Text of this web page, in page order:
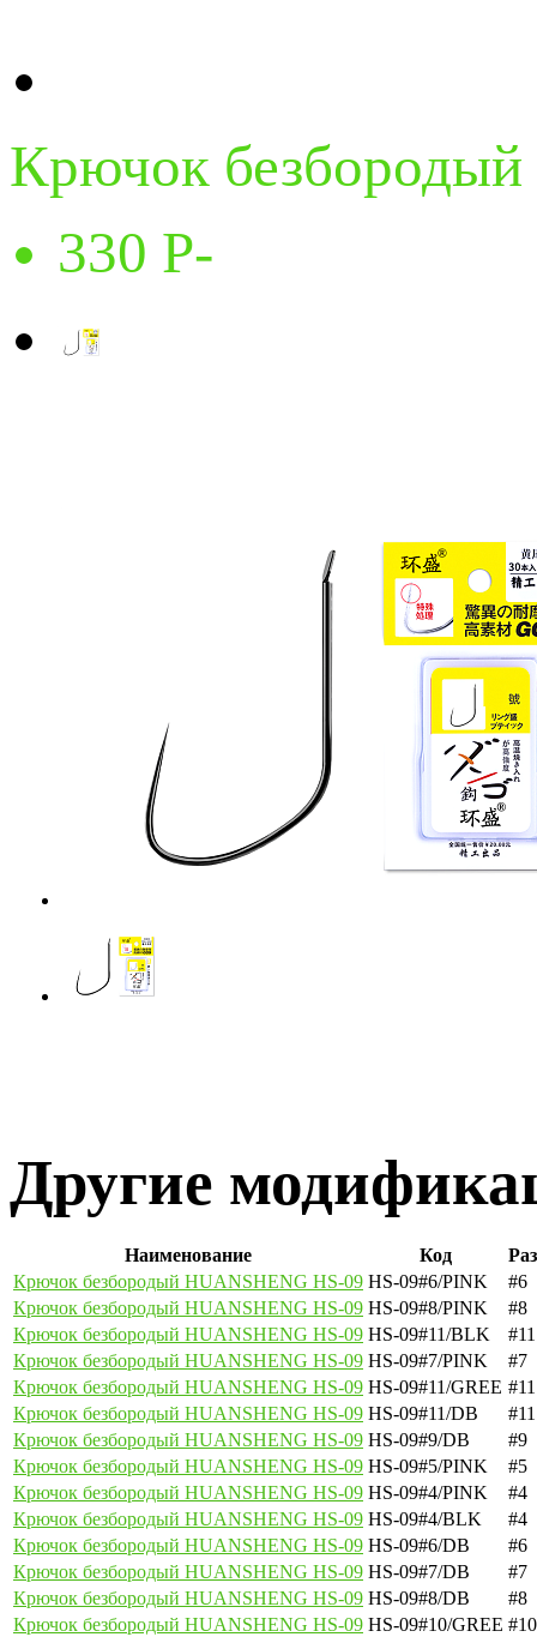
Крючок
330 Р-
Другие
Наименование Код
Крючок безбородый HUANSHENG HS-09 HS-09#6/PINK
#6
Крючок безбородый HUANSHENG HS-09 HS-09#8/PINK
#8
Крючок безбородый HUANSHENG HS-09 HS-09#11/BLK
#11
Крючок безбородый HUANSHENG HS-09 HS-09#7/PINK
#7
Крючок безбородый HUANSHENG HS-09 HS-09#11/GREE #11
Крючок безбородый HUANSHENG HS-09 HS-09#11/DB
#11
Крючок безбородый HUANSHENG HS-09 HS-09#9/DB
#9
Крючок безбородый HUANSHENG HS-09 HS-09#5/PINK
#5
Крючок безбородый HUANSHENG HS-09 HS-09#4/PINK
#4
Крючок безбородый HUANSHENG HS-09 HS-09#4/BLK
#4
Крючок безбородый HUANSHENG HS-09 HS-09#6/DB
#6
Крючок безбородый HUANSHENG HS-09 HS-09#7/DB
#7
Крючок безбородый HUANSHENG HS-09 HS-09#8/DB
#8
Крючок безбородый HUANSHENG HS-09 HS-09#10/GREE #10